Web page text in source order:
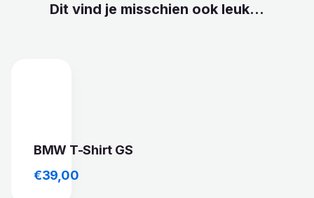
Dit vind je misschien ook leuk...
BMW T-Shirt GS
€39,00